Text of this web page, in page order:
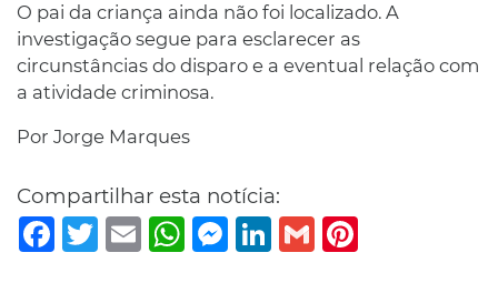
O pai da criança ainda não foi localizado. A
investigação segue para esclarecer as
circunstâncias do disparo e a eventual relação com
a atividade criminosa.
Por Jorge Marques
Compartilhar esta notícia:
Facebook
TwitterEmail WhatsAppMessenger
LinkedIn
Gmail